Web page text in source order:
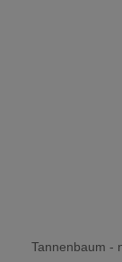
Tannenbaum -